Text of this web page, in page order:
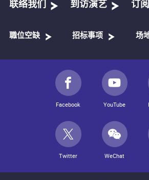
联络我们 到访演艺 订
職位空缺 招标事项 场
Facebook YouTube
Twitter WeChat